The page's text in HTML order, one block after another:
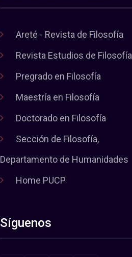
Areté - Revista de Filosofía
Revista Estudios de Filosofía
Pregrado en Filosofía
Maestría en Filosofía
Doctorado en Filosofía
Sección de Filosofía,
Departamento de Humanidades
Home PUCP
Síguenos